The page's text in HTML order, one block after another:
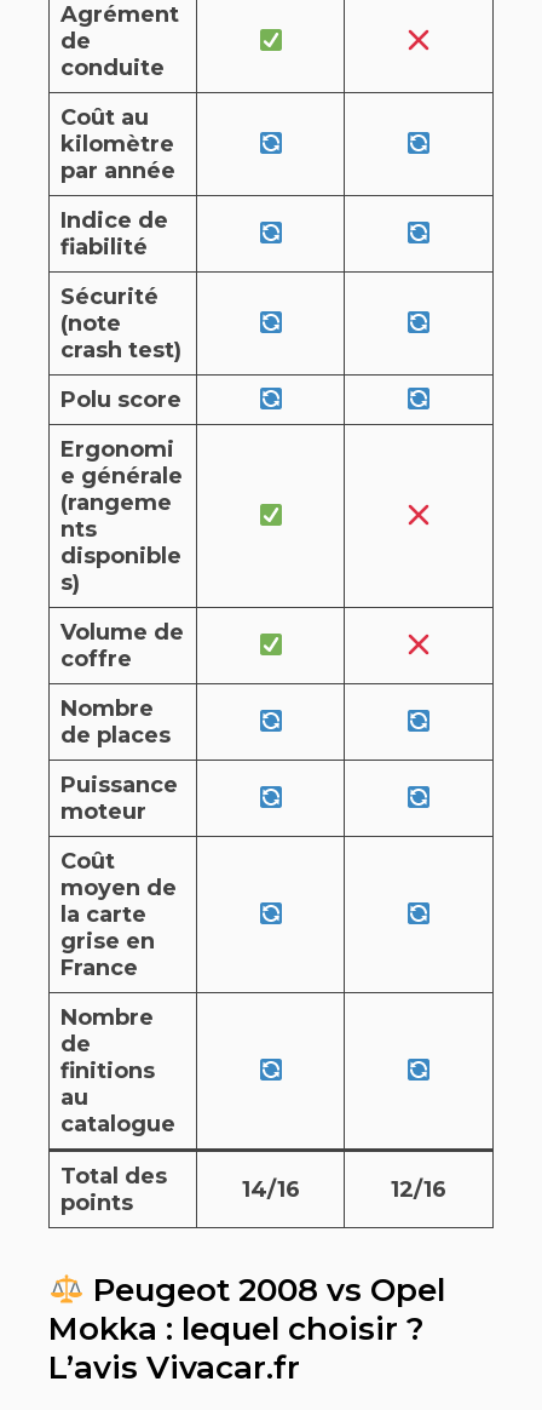
Agrément
de
conduite
Coût au
kilomètre
par année
Indice de
fiabilité
Sécurité
(note
crash test)
Polu score
Ergonomi
e générale
(rangeme
nts
disponible
s)
Volume de
coffre
Nombre
de places
Puissance
moteur
Coût
moyen de
la carte
grise en
France
Nombre
de
finitions
au
catalogue
Total des
points
14/16 12/16
Peugeot 2008 vs Opel
Mokka : lequel choisir ?
L’avis Vivacar.fr